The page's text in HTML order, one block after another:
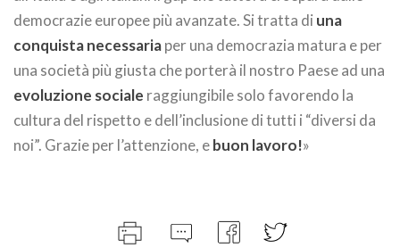
democrazie europee più avanzate. Si tratta di una
conquista necessariaper una democrazia matura e per
una società più giusta che porterà il nostro Paese ad una
evoluzione sociale raggiungibile solo favorendo la
cultura del rispetto e dell’inclusione di tutti i “diversi da
noi”. Grazie per l’attenzione, ebuon lavoro!»